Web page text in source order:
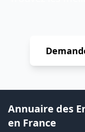
Annuaire des
en France